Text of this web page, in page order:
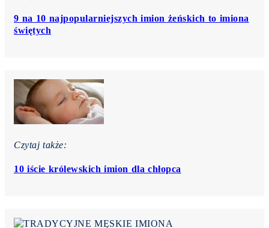
9 na 10 najpopularniejszych imion żeńskich to imiona
świętych
Czytaj także:
10 iście królewskich imion dla chłopca